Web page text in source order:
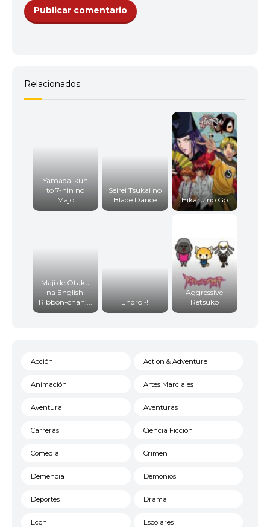
Relacionados
Yamada-kun
to 7-nin no
Majo
Seirei Tsukai no
Blade Dance
Hikaru no Go
Maji de Otaku
na English!
Ribbon-chan:...
Endro~!
Aggressive
Retsuko
Acción Action & Adventure
Animación Artes Marciales
Aventura Aventuras
Carreras Ciencia Ficción
Comedia Crimen
Demencia Demonios
Deportes Drama
Ecchi Escolares